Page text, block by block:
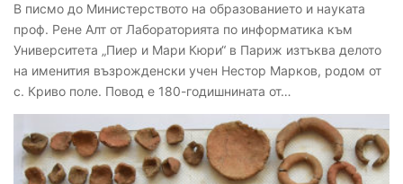
В писмо до Министерството на образованието и науката
проф. Рене Алт от Лабораторията по информатика към
Университета „Пиер и Мари Кюри“ в Париж изтъква делото
на именития възрожденски учен Нестор Марков, родом от
с. Криво поле. Повод е 180-годишнината от…